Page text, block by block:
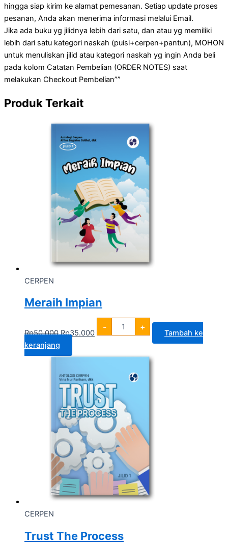
hingga siap kirim ke alamat pemesanan. Setiap update proses
pesanan, Anda akan menerima informasi melalui Email.
Jika ada buku yg jilidnya lebih dari satu, dan atau yg memiliki
lebih dari satu kategori naskah (puisi+cerpen+pantun), MOHON
untuk menuliskan jilid atau kategori naskah yg ingin Anda beli
pada kolom Catatan Pembelian (ORDER NOTES) saat
melakukan Checkout Pembelian””
Produk Terkait
CERPEN
Meraih Impian
Rp50.000 Rp35.000
- +
Tambah ke
keranjang
CERPEN
Trust The Process